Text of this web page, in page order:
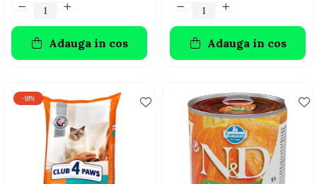
Adauga in cos Adauga in cos
-18%